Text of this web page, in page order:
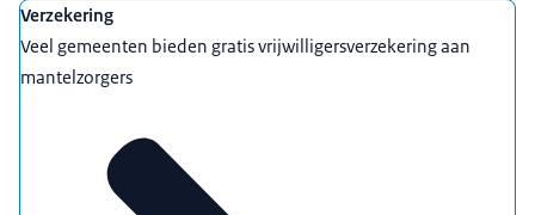
Verzekering
Veel gemeenten bieden gratis vrijwilligersverzekering aan
mantelzorgers